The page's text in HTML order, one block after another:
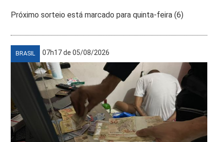
Próximo sorteio está marcado para quinta-feira (6)
BRASIL 07h17 de 05/08/2026